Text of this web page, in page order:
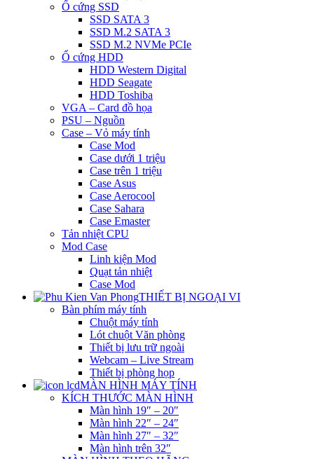
Ổ cứng SSD
SSD SATA 3
SSD M.2 SATA 3
SSD M.2 NVMe PCIe
Ổ cứng HDD
HDD Western Digital
HDD Seagate
HDD Toshiba
VGA – Card đồ họa
PSU – Nguồn
Case – Vỏ máy tính
Case Mod
Case dưới 1 triệu
Case trên 1 triệu
Case Asus
Case Aerocool
Case Sahara
Case Emaster
Tản nhiệt CPU
Mod Case
Linh kiện Mod
Quạt tản nhiệt
Case Mod
THIẾT BỊ NGOẠI VI
Bàn phím máy tính
Chuột máy tính
Lót chuột Văn phòng
Thiết bị lưu trữ ngoài
Webcam – Live Stream
Thiết bị phòng họp
MÀN HÌNH MÁY TÍNH
KÍCH THƯỚC MÀN HÌNH
Màn hình 19″ – 20″
Màn hình 22″ – 24″
Màn hình 27″ – 32″
Màn hình trên 32″